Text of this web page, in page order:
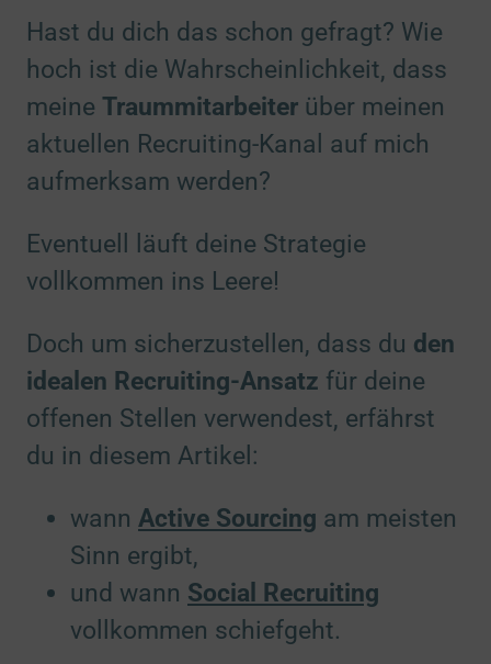
Hast du dich das schon gefragt? Wie
hoch ist die Wahrscheinlichkeit, dass
meine Traummitarbeiter über meinen
aktuellen Recruiting-Kanal auf mich
aufmerksam werden?
Eventuell läuft deine Strategie
vollkommen ins Leere!
Doch um sicherzustellen, dass du den
idealen Recruiting-Ansatz für deine
offenen Stellen verwendest, erfährst
du in diesem Artikel:
wann Active Sourcing am meisten
Sinn ergibt,
und wann Social Recruiting
vollkommen schiefgeht.